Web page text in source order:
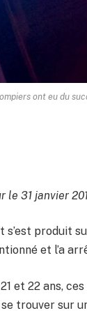
ont eu du
le 31 janvier
s’est produit
et l’a
et 22 ans,
trouver sur